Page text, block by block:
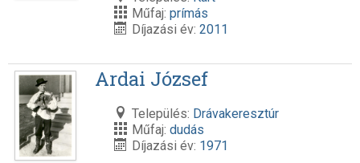
Műfaj: prímás
Díjazási év: 2011
Ardai József
Település: Drávakeresztúr
Műfaj: dudás
Díjazási év: 1971